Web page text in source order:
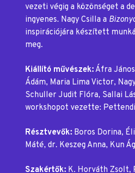
vezeti végig a közönséget a
ingyenes. Nagy Csilla a
inspirációjára készített
meg.
Kiállító művészek: Áfra
Ádám, Maria Lima Victor,
Schuller Judit Flóra, Sallai
workshopot vezette:
Résztvevők: Boros Dorina,
Máté, dr. Keszeg Anna, Kun
Szakértők: K. Horváth Zsolt,